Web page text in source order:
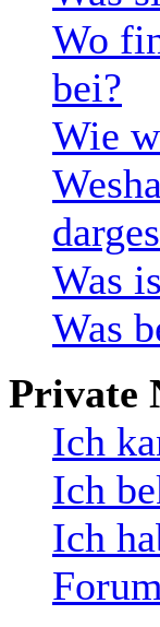
Wo
bei?
Wie
Was
Was
Private
Ich
Ich
Ich